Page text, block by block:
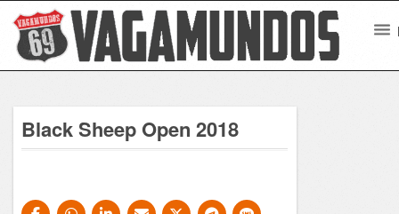
Black Sheep Open 2018